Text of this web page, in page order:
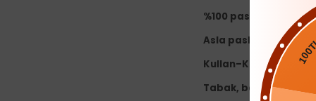
%100 paslanmaz
Asla paslanma
Kullan–Kaldır pratikliği
Tabak, bardak,
100TL